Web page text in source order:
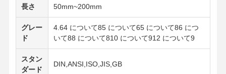
長さ 50mm~200mm
グレー
ド
4.64 について85 について65 について86 につ
いて88 について810 について912 について9
スタン
ダード
DIN,ANSI,ISO,JIS,GB